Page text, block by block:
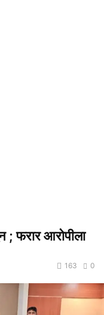
; फरार आरोपीला
0
163